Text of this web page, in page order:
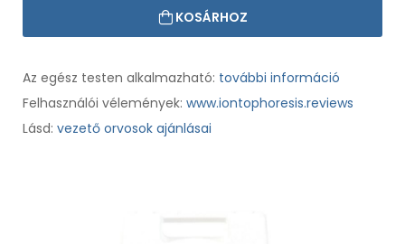
KOSÁRHOZ
Az egész testen alkalmazható: további információ
Felhasználói vélemények: www.iontophoresis.reviews
Lásd: vezető orvosok ajánlásai